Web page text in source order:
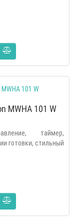
MWHA 101 W
таймер,
готовки, стильный